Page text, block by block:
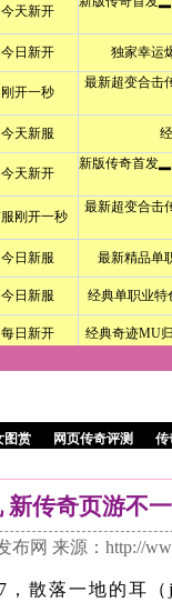
图赏 网页传奇评测
传
新传奇页游不
布网 来源：http://
散落一地的耳（